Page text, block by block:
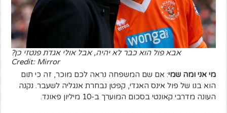
אבא פול הוא כבר לא יהיה, אבל אולי אגדת פנטזי כן?
Credit: Mirror
מי אני ומה שמי: אם שם המשפחה נראה לכם מוכר, זה כי תום
הוא בנו של פול אינס האגדי, קפטן נבחרת אנגליה לשעבר. נקנה
העונה מדרבי קאונטי בסכום המוערך ב-10 מיליון פאונד.